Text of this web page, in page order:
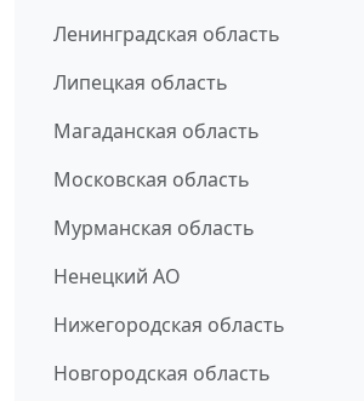
Ленинградская область
Липецкая область
Магаданская область
Московская область
Мурманская область
Ненецкий АО
Нижегородская область
Новгородская область